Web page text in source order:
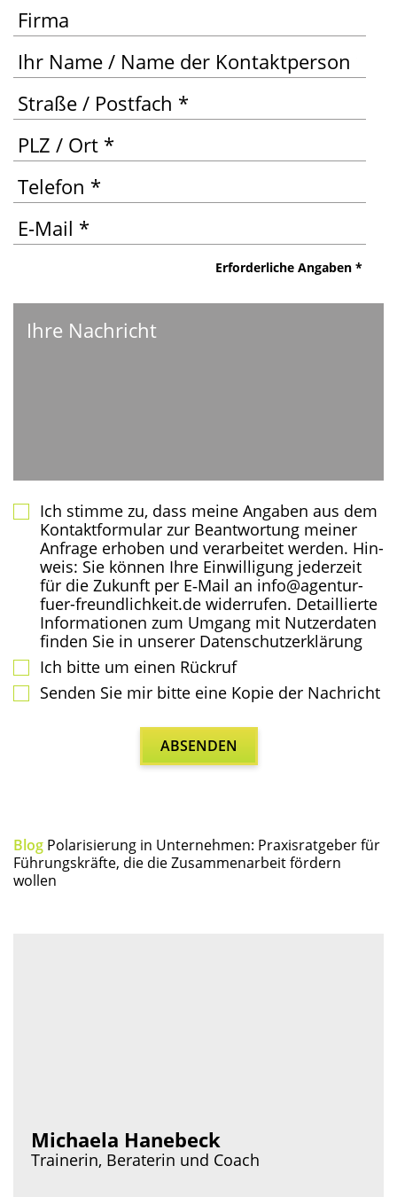
Erfor­der­li­che Angaben *
Ich stim­me zu, dass mei­ne Anga­ben aus dem
Kon­takt­for­mu­lar zur Beant­wor­tung mei­ner
Anfra­ge erho­ben und ver­ar­bei­tet wer­den. Hin­
weis: Sie kön­nen Ihre Ein­wil­li­gung jeder­zeit
für die Zukunft per E‑Mail an info@agentur-
fuer-freundlichkeit.de wider­ru­fen. Detail­lier­te
Infor­ma­tio­nen zum Umgang mit Nut­zer­da­ten
fin­den Sie in unse­rer Datenschutzerklärung
Ich bit­te um einen Rückruf
Sen­den Sie mir bit­te eine Kopie der Nachricht
Blog Pola­ri­sie­rung in Unter­neh­men: Pra­xis­rat­ge­ber für
Füh­rungs­kräf­te, die die Zusam­men­ar­beit för­dern
wollen
Michaela Hanebeck
Trainerin, Beraterin und Coach